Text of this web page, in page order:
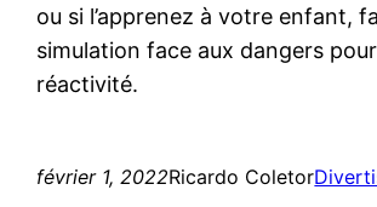
ou si l’apprenez à votre enfant,
simulation face aux dangers
réactivité.
février 1, 2022Ricardo Coletor